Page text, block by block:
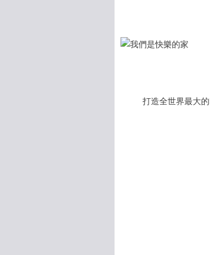
打造全世界最大